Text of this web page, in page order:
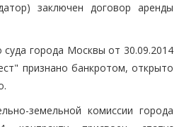
заключен договор аренды
города Москвы от 30.09.2014
признано банкротом, открыто
земельной комиссии города